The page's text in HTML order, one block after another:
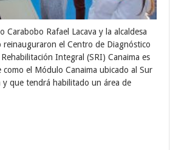
Carabobo Rafael Lacava y la alcaldesa
reinauguraron el Centro de Diagnóstico
Integral (SRI) Canaima es
el Módulo Canaima ubicado al Sur
y que tendrá habilitado un área de